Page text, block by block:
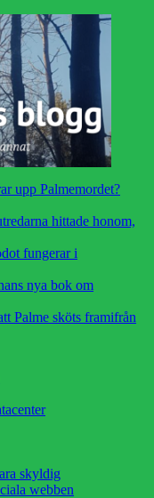
upp Palmemordet?
hittade honom,
fungerar i
nya bok om
Palme sköts framifrån
skyldig
webben